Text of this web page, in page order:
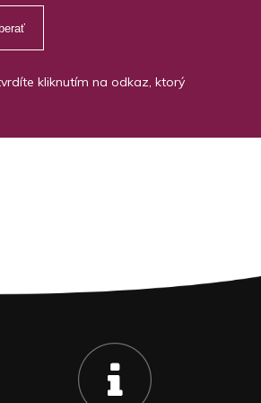
kliknutím na odkaz, ktorý